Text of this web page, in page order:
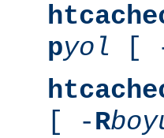
pyol [
[ -R